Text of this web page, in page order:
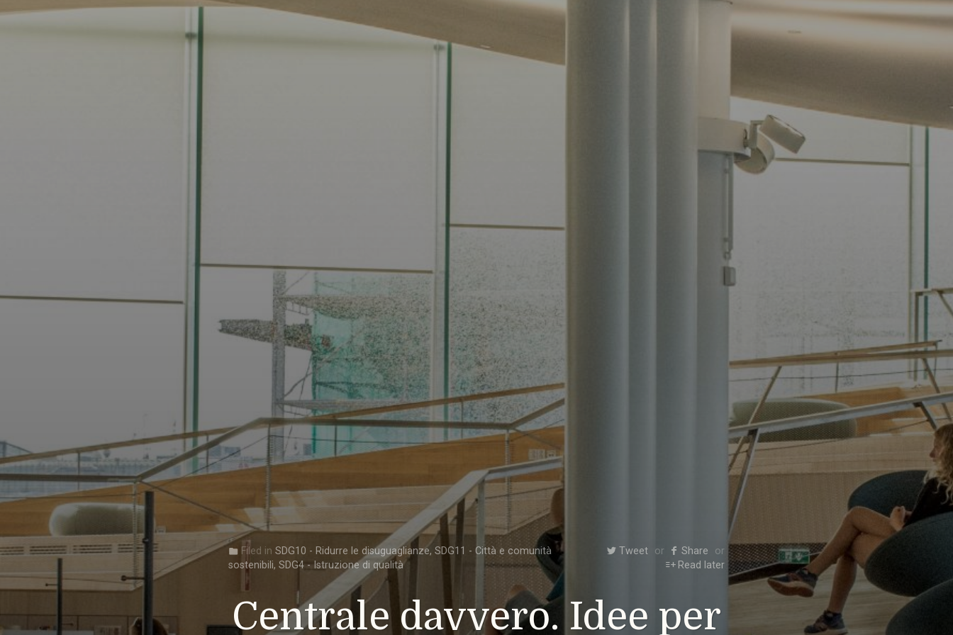
folder Filed in SDG10 - Ridurre le disuguaglianze, SDG11 - Città e comunità
sostenibili, SDG4 - Istruzione di qualità
Tweet
Share
Read later
Centrale davvero. Idee per